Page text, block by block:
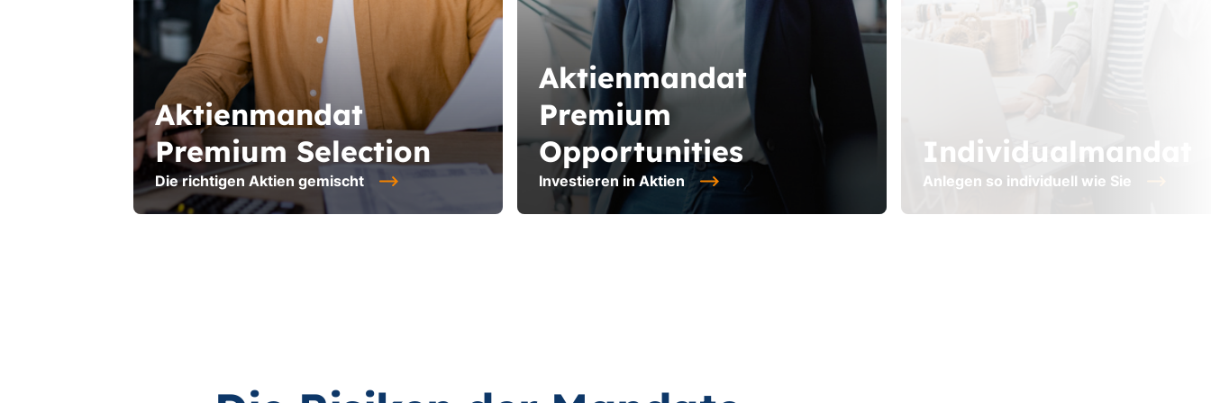
Aktienmandat
Premium Selection
Die richtigen Aktien gemischt
Aktienmandat
Premium
Opportunities
Investieren in Aktien
Individualmandat
Anlegen so individuell wie Sie